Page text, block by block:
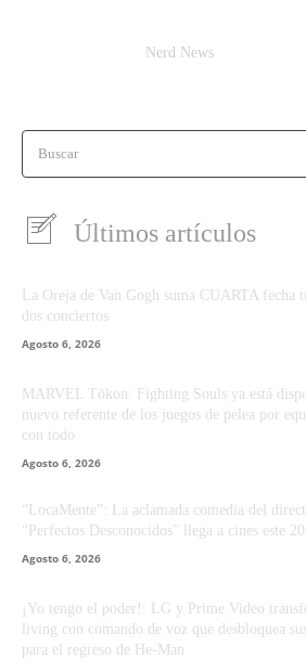
Nerd News
Buscar
Últimos artículos
La Oreja de Van Gogh suma CUARTA fecha
dos conciertos
Agosto 6, 2026
MARVEL Tōkon: Fighting Souls ya está
nuevo referente de los juegos de pelea por
con todo
Agosto 6, 2026
“LocaMente”: La aclamada comedia del
“Perfectos Desconocidos” llega a cines este
Agosto 6, 2026
¡Yo tengo el poder!: LG y Prime Video
living con comando de voz que desbloquea
para el regreso de He-Man